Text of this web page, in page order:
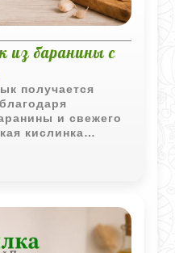
баранины с
получается
и свежего
кислинка
мяса, а зёрна
яркой и